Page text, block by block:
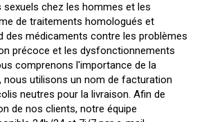
chez les hommes et les
de traitements homologués et
des médicaments contre les problèmes
précoce et les dysfonctionnements
comprenons l'importance de la
nous utilisons un nom de facturation
neutres pour la livraison. Afin de
de nos clients, notre équipe